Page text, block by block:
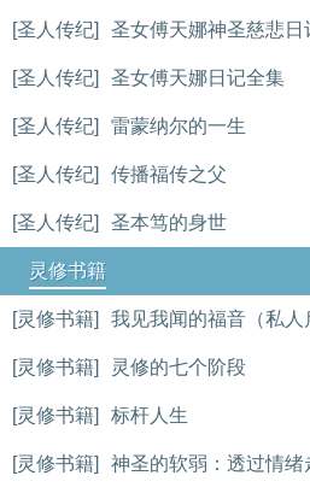
[圣人传纪] 圣女傅天娜神圣慈悲日
[圣人传纪] 圣女傅天娜日记全集
[圣人传纪] 雷蒙纳尔的一生
[圣人传纪] 传播福传之父
[圣人传纪] 圣本笃的身世
灵修书籍
[灵修书籍] 我见我闻的福音（私人
[灵修书籍] 灵修的七个阶段
[灵修书籍] 标杆人生
[灵修书籍] 神圣的软弱：透过情绪